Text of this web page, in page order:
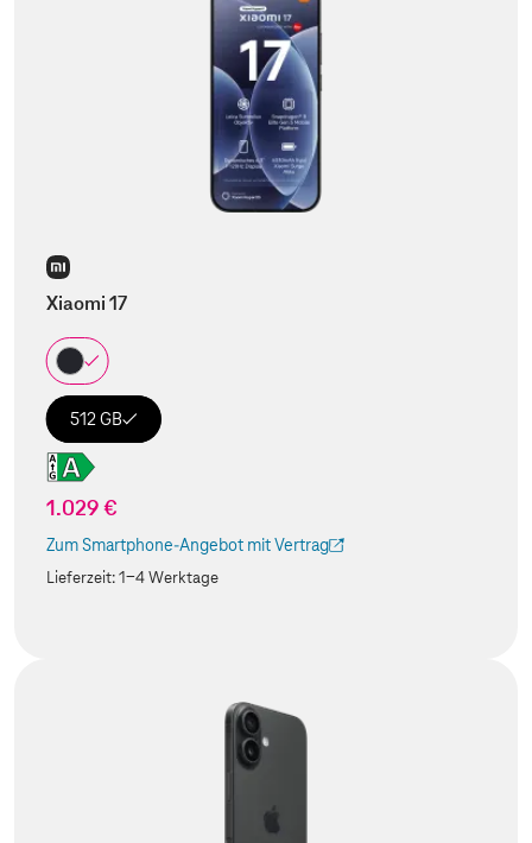
Xiaomi 17
512 GB
1.029 €
Zum Smartphone-Angebot mit Vertrag
(Der Link wird in einem neuen Tab geöffnet)
Lieferzeit:1-4 Werktage